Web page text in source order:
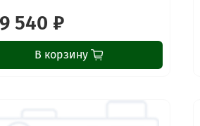
540 ₽
В корзину